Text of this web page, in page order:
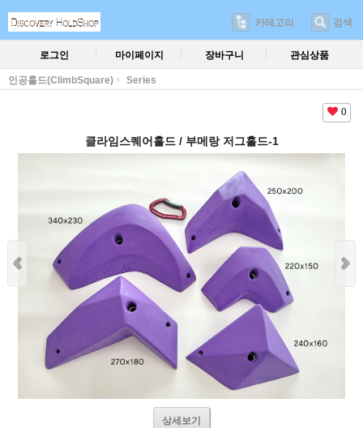
카테고리 검색
로그인 마이페이지 장바구니 관심상품
인공홀드(ClimbSquare) Series
0
클라임스퀘어홀드 / 부메랑 저그홀드-1
상세보기